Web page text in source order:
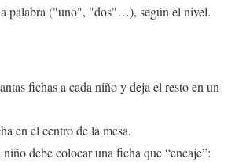
palabra ("uno", "dos"…), según el nivel.
fichas a cada niño y deja el resto en un
en el centro de la mesa.
debe colocar una ficha que “encaje”: